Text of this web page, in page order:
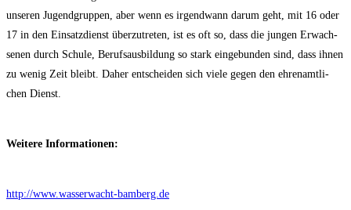
unse­ren Jugend­grup­pen, aber wenn es irgend­wann dar­um geht, mit 16 oder
17 in den Ein­satz­dienst über­zu­tre­ten, ist es oft so, dass die jun­gen Erwach­
se­nen durch Schu­le, Berufs­aus­bil­dung so stark ein­ge­bun­den sind, dass ihnen
zu wenig Zeit bleibt. Daher ent­schei­den sich vie­le gegen den ehren­amt­li­
chen Dienst.
Wei­te­re Informationen:
http://www.wasserwacht-bamberg.de